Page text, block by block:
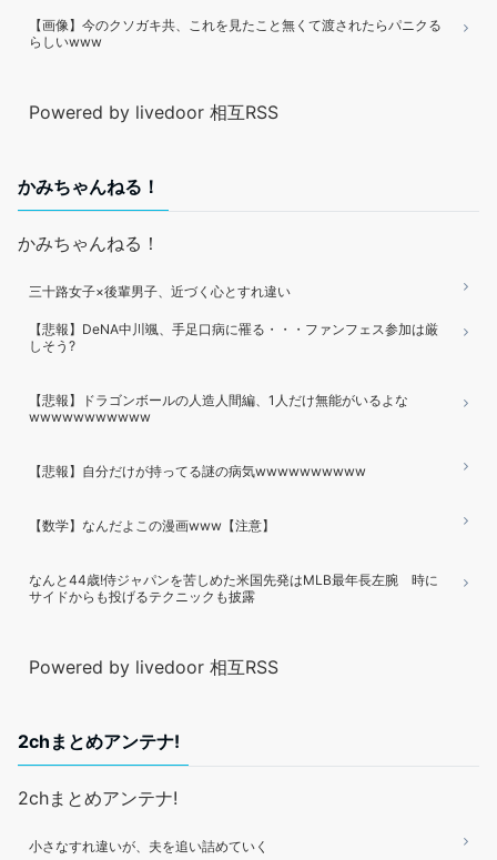
【画像】今のクソガキ共、これを見たこと無くて渡されたらパニクる
らしいwww
Powered by livedoor 相互RSS
かみちゃんねる！
かみちゃんねる！
三十路女子×後輩男子、近づく心とすれ違い
【悲報】DeNA中川颯、手足口病に罹る・・・ファンフェス参加は厳
しそう?
【悲報】ドラゴンボールの人造人間編、1人だけ無能がいるよな
wwwwwwwwwww
【悲報】自分だけが持ってる謎の病気wwwwwwwwww
【数学】なんだよこの漫画www【注意】
なんと44歳!侍ジャパンを苦しめた米国先発はMLB最年長左腕 時に
サイドからも投げるテクニックも披露
Powered by livedoor 相互RSS
2chまとめアンテナ!
2chまとめアンテナ!
小さなすれ違いが、夫を追い詰めていく